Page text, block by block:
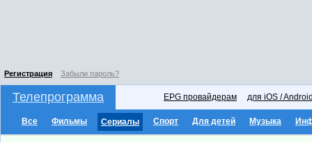
Регистрация Забыли пароль?
Телепрограмма EPG провайдерам для iOS /
Все Фильмы Сериалы Спорт Для детей Музыка